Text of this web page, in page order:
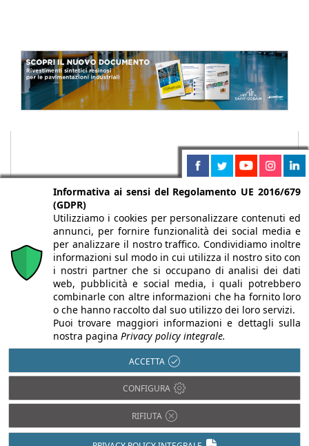
Chi siamo Autori Per la tua pubblicità
Iscriviti alla
newsletter
Infobuild è testata registrata presso il Tribunale di Milano al n° 63
dell’8/3/2013 - ISSN 2282-2267
© 2000-2026 Infoweb srl - P.IVA 13155920153 - Tutti i diritti
riservati |Privacy
Informativa ai sensi del Regolamento UE 2016/679
(GDPR)
Utilizziamo i cookies per personalizzare contenuti ed
annunci, per fornire funzionalità dei social media e
per analizzare il nostro traffico. Condividiamo inoltre
informazioni sul modo in cui utilizza il nostro sito con
i nostri partner che si occupano di analisi dei dati
web, pubblicità e social media, i quali potrebbero
combinarle con altre informazioni che ha fornito loro
o che hanno raccolto dal suo utilizzo dei loro servizi.
Puoi trovare maggiori informazioni e dettagli sulla
nostra pagina Privacy policy integrale.
ACCETTA
CONFIGURA
RIFIUTA